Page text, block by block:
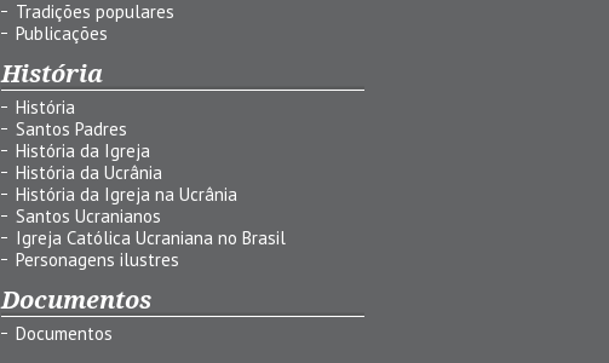
Tradições populares
Publicações
História
História
Santos Padres
História da Igreja
História da Ucrânia
História da Igreja na Ucrânia
Santos Ucranianos
Igreja Católica Ucraniana no Brasil
Personagens ilustres
Documentos
Documentos